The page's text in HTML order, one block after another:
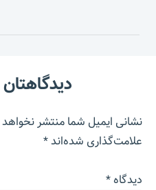
نشانی ایمیل شما منتشر
علامت‌گذاری شده‌اند*
دیدگاه*